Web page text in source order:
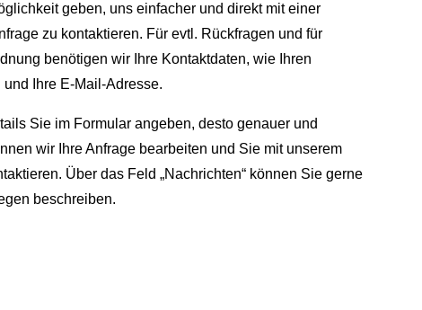
geben, uns einfacher und direkt mit einer
zu kontaktieren. Für evtl. Rückfragen und für
benötigen wir Ihre Kontaktdaten, wie Ihren
und Ihre E-Mail-Adresse.
Sie im Formular angeben, desto genauer und
wir Ihre Anfrage bearbeiten und Sie mit unserem
Über das Feld „Nachrichten“ können Sie gerne
beschreiben.